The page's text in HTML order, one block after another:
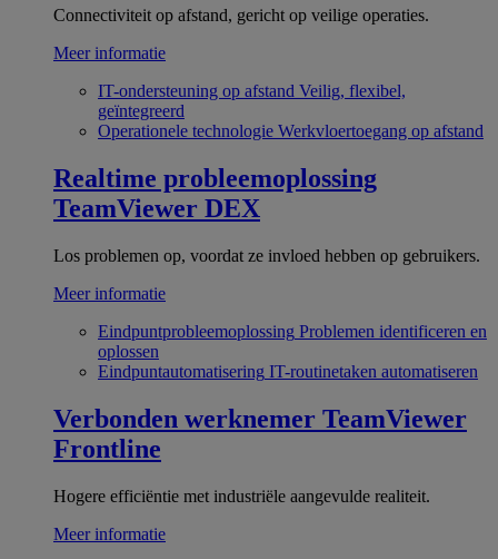
Connectiviteit op afstand, gericht op veilige operaties.
Meer informatie
IT-ondersteuning op afstand Veilig, flexibel,
geïntegreerd
Operationele technologie Werkvloertoegang op afstand
Realtime probleemoplossing
TeamViewer DEX
Los problemen op, voordat ze invloed hebben op gebruikers.
Meer informatie
Eindpuntprobleemoplossing Problemen identificeren en
oplossen
Eindpuntautomatisering IT-routinetaken automatiseren
Verbonden werknemer TeamViewer
Frontline
Hogere efficiëntie met industriële aangevulde realiteit.
Meer informatie